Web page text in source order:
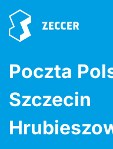
Poczta
Szczecin